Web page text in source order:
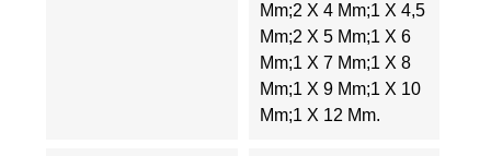
Mm;2 X 4 Mm;1 X 4,5
Mm;2 X 5 Mm;1 X 6
Mm;1 X 7 Mm;1 X 8
Mm;1 X 9 Mm;1 X 10
Mm;1 X 12 Mm.